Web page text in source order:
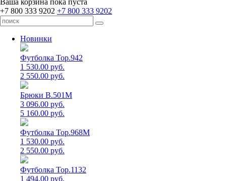
Ваша корзина пока пуста
+7 800 333 9202 +7 800 333 9202
Новинки
Футболка Top.942
1 530.00 руб.
2 550.00 руб.
Брюки B.501M
3 096.00 руб.
5 160.00 руб.
Футболка Top.968M
1 530.00 руб.
2 550.00 руб.
Футболка Top.1132
1 494.00 руб.